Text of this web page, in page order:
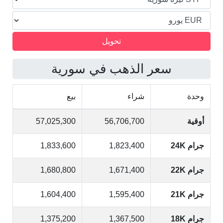
سعر الذهب في سورية
وحدة شراء بيع
أوقية 56,706,700
57,025,300
جرام 24K 1,823,400
1,833,600
جرام 22K 1,671,400
1,680,800
جرام 21K 1,595,400
1,604,400
جرام 18K 1,367,500
1,375,200